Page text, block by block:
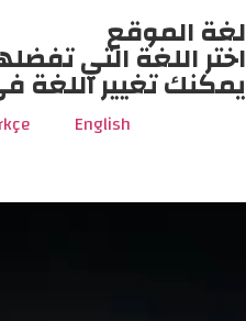
لغة الموقع
اختر اللغة التي
يمكنك تغيير
English